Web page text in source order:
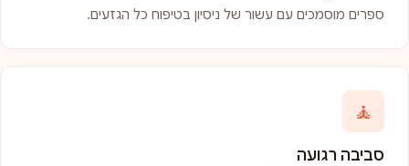
ספרים מוסמכים עם עשור של ניסיון בטיפוח כל הגזעים.
🧘
סביבה רגועה